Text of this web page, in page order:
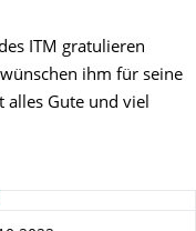
ITM gratulieren
ihm für seine
Gute und viel